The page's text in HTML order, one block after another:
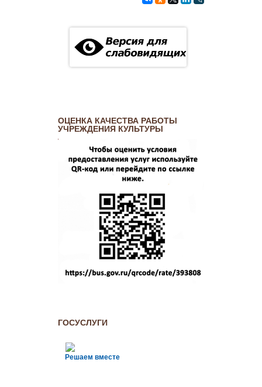
ОЦЕНКА КАЧЕСТВА РАБОТЫ
УЧРЕЖДЕНИЯ КУЛЬТУРЫ
ГОСУСЛУГИ
Решаем вместе